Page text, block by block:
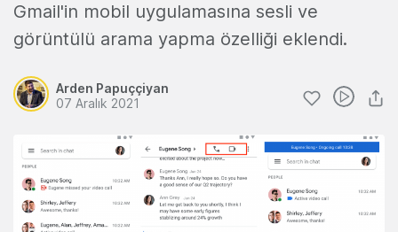
Gmail'in mobil uygulamasına sesli ve
görüntülü arama yapma özelliği eklendi.
Arden Papuççiyan
07 Aralık 2021